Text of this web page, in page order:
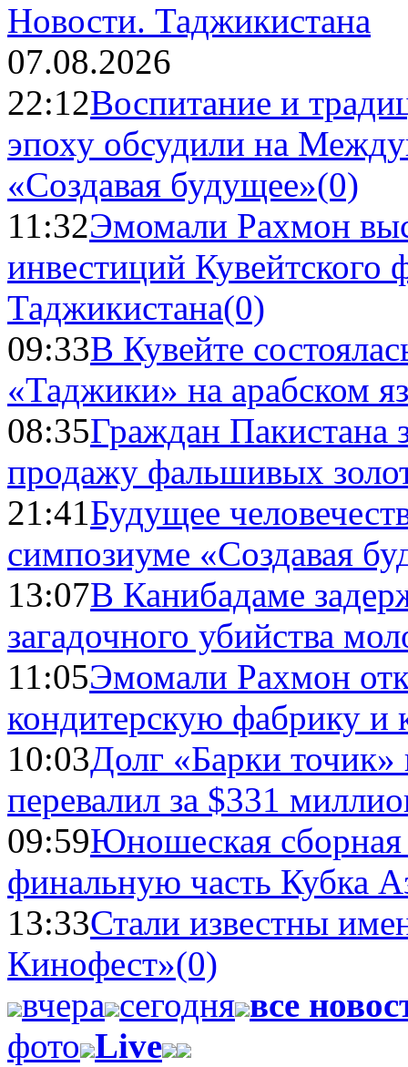
Новости. Таджикистана
07.08.2026
22:12Воспитание и
эпоху обсудили на
«Создавая будущее»(0)
11:32Эмомали Рахмон
инвестиций Кувейтского
Таджикистана(0)
09:33В Кувейте
«Таджики» на арабском
08:35Граждан Пакистана
продажу фальшивых
21:41Будущее
симпозиуме «Создавая
13:07В Канибадаме
загадочного убийства
11:05Эмомали Рахмон
кондитерскую фабрику и
10:03Долг «Барки
перевалил за $331
09:59Юношеская
финальную часть Кубка
13:33Стали известны
Кинофест»(0)
вчера сегодня все
фото Live